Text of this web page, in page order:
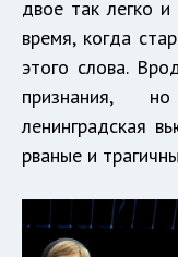
двое так легко
время, когда
этого слова.
признания,
ленинградская
рваные и